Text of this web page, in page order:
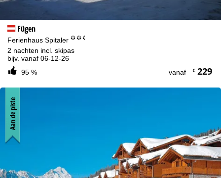
Fügen
Ferienhaus Spitaler °°.
2 nachten incl. skipas
bijv. vanaf 06-12-26
95 %
vanaf €229
Aan de piste